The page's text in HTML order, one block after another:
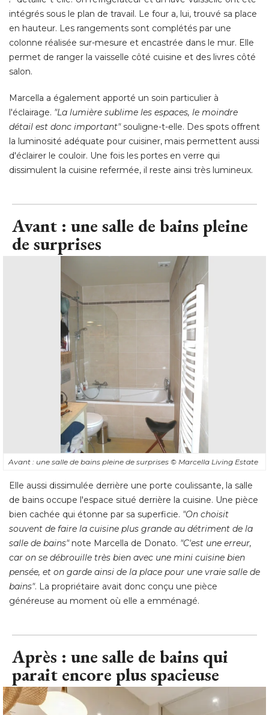
intégrés sous le plan de travail. Le four a, lui, trouvé sa place
en hauteur. Les rangements sont complétés par une
colonne réalisée sur-mesure et encastrée dans le mur. Elle
permet de ranger la vaisselle côté cuisine et des livres côté
salon.
Marcella a également apporté un soin particulier à
l'éclairage. "La lumière sublime les espaces, le moindre
détail est donc important"souligne-t-elle. Des spots offrent
la luminosité adéquate pour cuisiner, mais permettent aussi
d'éclairer le couloir. Une fois les portes en verre qui
dissimulent la cuisine refermée, il reste ainsi très lumineux.
Avant : une salle de bains pleine
de surprises
Avant : une salle de bains pleine de surprises © Marcella Living Estate
Elle aussi dissimulée derrière une porte coulissante, la salle
de bains occupe l'espace situé derrière la cuisine. Une pièce
bien cachée qui étonne par sa superficie. "On choisit
souvent de faire la cuisine plus grande au détriment de la
salle de bains" note Marcella de Donato. "C'est une erreur,
car on se débrouille très bien avec une mini cuisine bien
pensée, et on garde ainsi de la place pour une vraie salle de
bains". La propriétaire avait donc conçu une pièce
généreuse au moment où elle a emménagé.
Après : une salle de bains qui
parait encore plus spacieuse